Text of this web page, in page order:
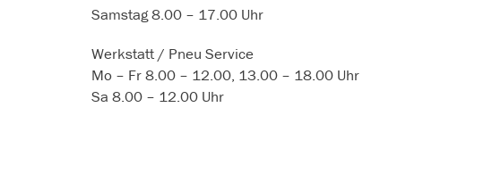
Samstag 8.00 – 17.00 Uhr
Werkstatt / Pneu Service
Mo – Fr 8.00 – 12.00, 13.00 – 18.00 Uhr
Sa 8.00 – 12.00 Uhr